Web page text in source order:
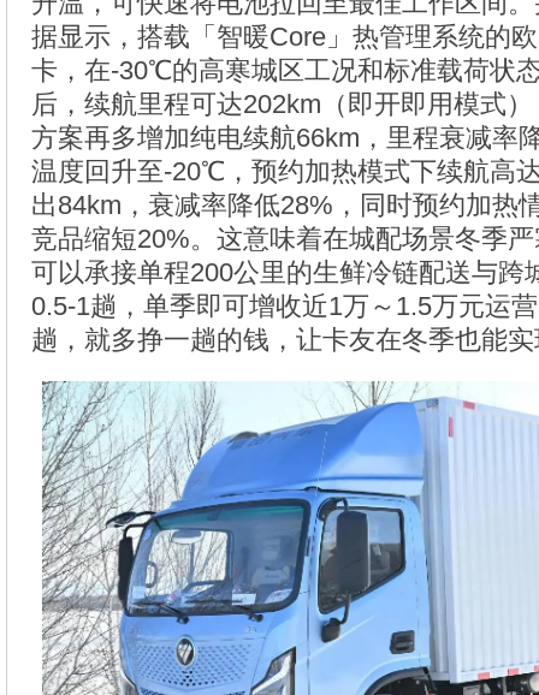
据显示，搭载「智暖Core」热管理系统的
卡，在-30℃的高寒城区工况和标准载荷状
后，续航里程可达202km（即开即用模式
方案再多增加纯电续航66km，里程衰减率
温度回升至-20℃，预约加热模式下续航高
出84km，衰减率降低28%，同时预约加热
竞品缩短20%。这意味着在城配场景冬季
可以承接单程200公里的生鲜冷链配送与跨
0.5-1趟，单季即可增收近1万～1.5万元运
趟，就多挣一趟的钱，让卡友在冬季也能